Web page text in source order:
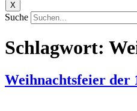
X
Suche
Schlagwort:
Weihnachtsfeier der